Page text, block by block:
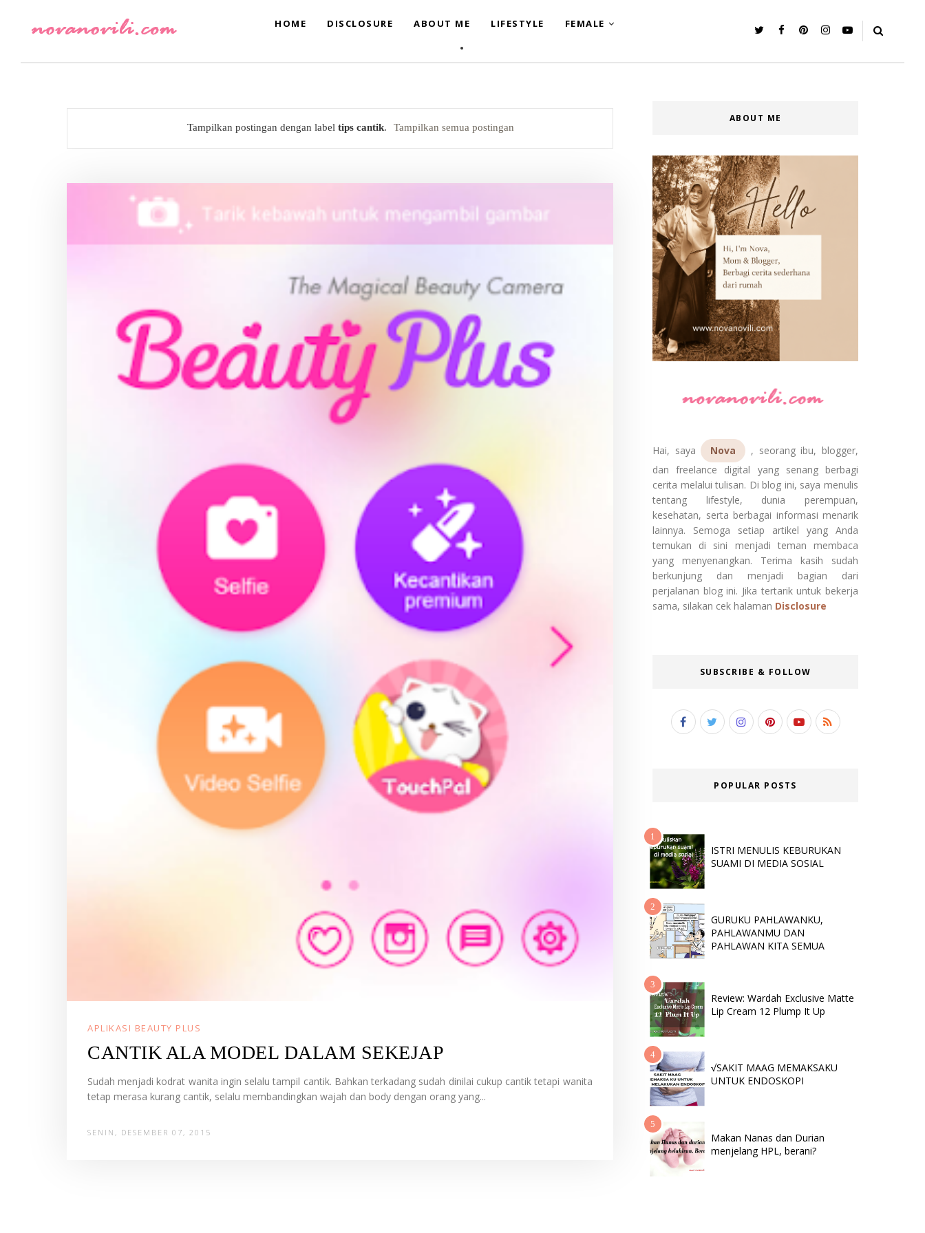
HOME DISCLOSURE ABOUT ME LIFESTYLE FEMALE
Tampilkan postingan dengan labeltips cantik. Tampilkan semua postingan
APLIKASI BEAUTY PLUS
CANTIK ALA MODEL DALAM SEKEJAP
Sudah menjadi kodrat wanita ingin selalu tampil cantik. Bahkan terkadang sudah dinilai cukup cantik tetapi wanita
tetap merasa kurang cantik, selalu membandingkan wajah dan body dengan orang yang...
SENIN, DESEMBER 07, 2015
ABOUT ME
Hai, saya Nova
, seorang ibu, blogger,
dan freelance digital yang senang berbagi
cerita melalui tulisan. Di blog ini, saya menulis
tentang lifestyle, dunia perempuan,
kesehatan, serta berbagai informasi menarik
lainnya. Semoga setiap artikel yang Anda
temukan di sini menjadi teman membaca
yang menyenangkan. Terima kasih sudah
berkunjung dan menjadi bagian dari
perjalanan blog ini. Jika tertarik untuk bekerja
sama, silakan cek halaman Disclosure
SUBSCRIBE & FOLLOW
POPULAR POSTS
ISTRI MENULIS KEBURUKAN
SUAMI DI MEDIA SOSIAL
GURUKU PAHLAWANKU,
PAHLAWANMU DAN
PAHLAWAN KITA SEMUA
Review: Wardah Exclusive Matte
Lip Cream 12 Plump It Up
√SAKIT MAAG MEMAKSAKU
UNTUK ENDOSKOPI
Makan Nanas dan Durian
menjelang HPL, berani?